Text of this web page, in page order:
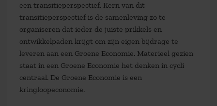
een transitieperspectief. Kern van dit
transitieperspectief is de samenleving zo te
organiseren dat ieder de juiste prikkels en
ontwikkelpaden krijgt om zijn eigen bijdrage te
leveren aan een Groene Economie. Materieel gezien
staat in een Groene Economie het denken in cycli
centraal. De Groene Economie is een
kringloopeconomie.